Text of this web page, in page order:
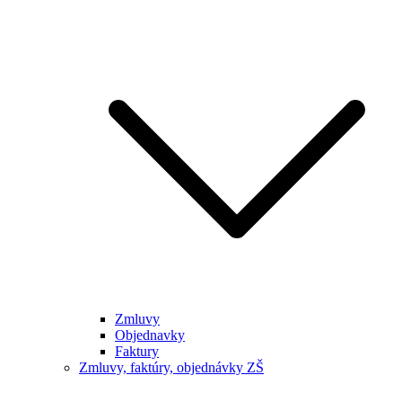
Zmluvy
Objednavky
Faktury
Zmluvy, faktúry, objednávky ZŠ